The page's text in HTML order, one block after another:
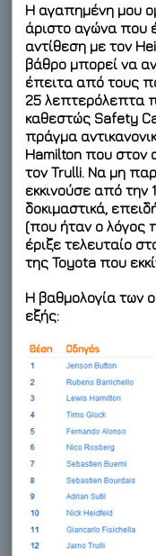
Η αγαπημένη μου
άριστο αγώνα που
αντίθεση με τον
βάθρο μπορεί να
έπειτα από τους
25 λεπτερόλεπτα
καθεστώς Safety
πράγμα
Hamilton που στον
τον Trulli. Να μη
εκκινούσε από την
δοκιμαστικά,
(που ήταν ο λόγος
έριξε τελευταίο
της Toyota που
Η βαθμολογία των
εξής: